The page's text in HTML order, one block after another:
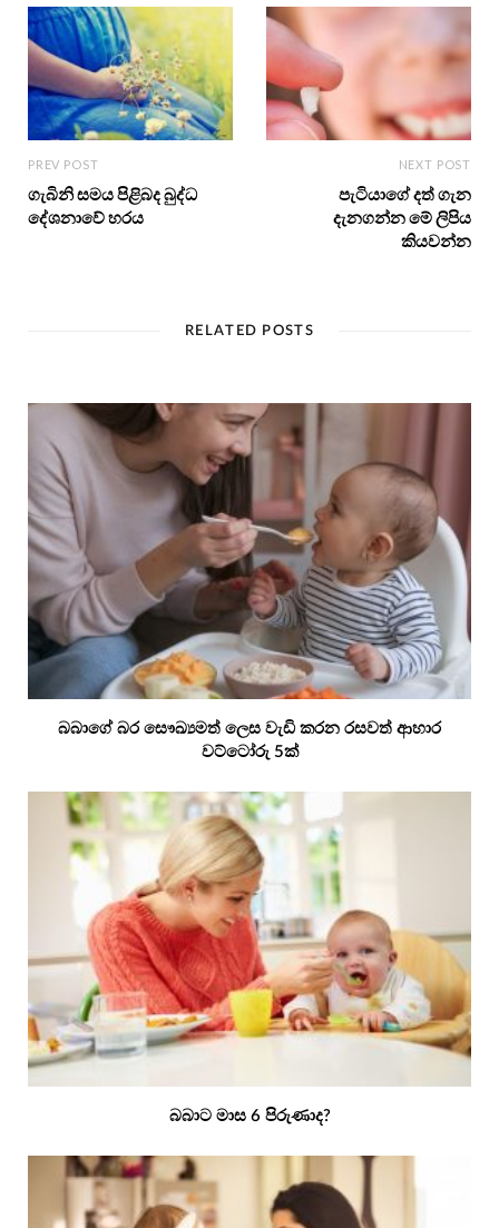
PREV POST
ගැබිනි සමය පිළිබද බුද්ධ
දේශනාවේ හරය
NEXT POST
පැටියාගේ දත් ගැන
දැනගන්න මේ ලිපිය
කියවන්න
RELATED POSTS
බබාගේ බර සෞඛ්‍යමත් ලෙස වැඩි කරන රසවත් ආහාර
වට්ටෝරු 5ක්
බබාට මාස 6 පිරුණාද?